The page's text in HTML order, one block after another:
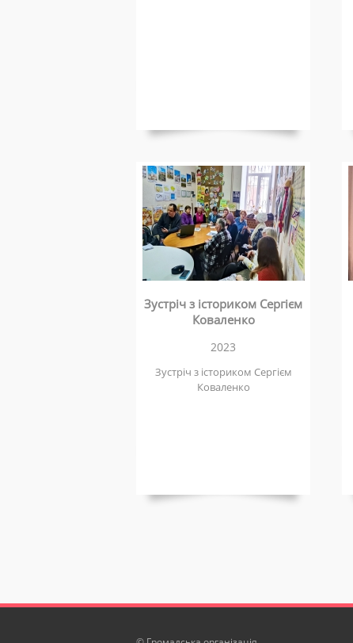
Зустріч з істориком Сергієм
Коваленко
2023
Зустріч з істориком Сергієм
Коваленко